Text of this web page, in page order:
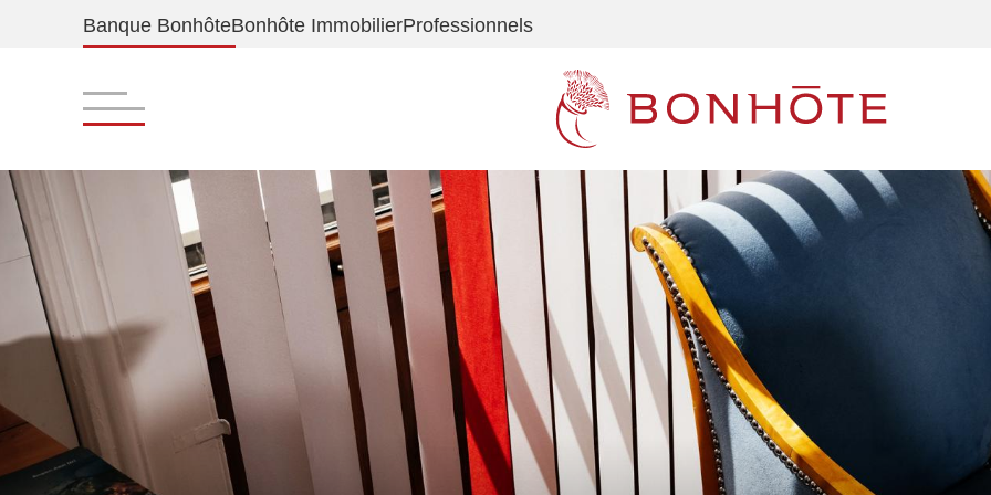
Banque BonhôteBonhôte ImmobilierProfessionnels
Navigation principale